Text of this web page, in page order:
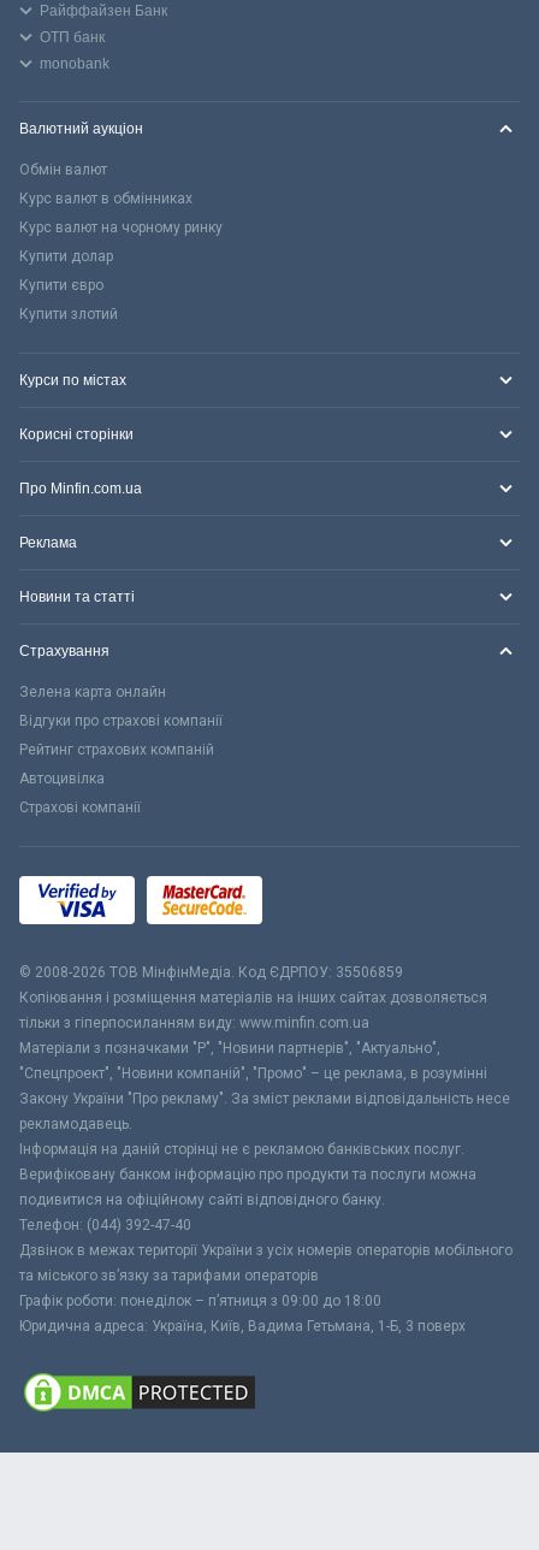
Райффайзен Банк
ОТП банк
monobank
Валютний аукціон
Обмін валют
Курс валют в обмінниках
Курс валют на чорному ринку
Купити долар
Купити євро
Купити злотий
Курси по містах
Корисні сторінки
Про Minfin.com.ua
Реклама
Новини та статті
Страхування
Зелена карта онлайн
Відгуки про страхові компанії
Рейтинг страхових компаній
Автоцивілка
Страхові компанії
© 2008-2026 ТОВ МiнфiнМедiа. Код ЄДРПОУ: 35506859
Копіювання і розміщення матеріалів на інших сайтах дозволяється
тільки з гіперпосиланням виду: www.minfin.com.ua
Матеріали з позначками "Р", "Новини партнерів", "Актуально",
"Спецпроект", "Новини компаній", "Промо" – це реклама, в розумінні
Закону України "Про рекламу". За зміст реклами відповідальність несе
рекламодавець.
Інформація на даній сторінці не є рекламою банківських послуг.
Верифіковану банком інформацію про продукти та послуги можна
подивитися на офіційному сайті відповідного банку.
Телефон: (044) 392-47-40
Дзвінок в межах території України з усіх номерів операторів мобільного
та міського зв’язку за тарифами операторів
Графік роботи: понеділок – п’ятниця з 09:00 до 18:00
Юридична адреса: Україна, Київ, Вадима Гетьмана, 1-Б, 3 поверх